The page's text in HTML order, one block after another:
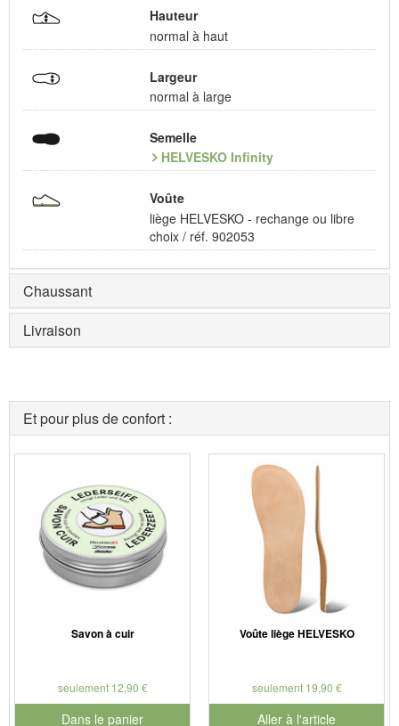
Hauteur
normal à haut
Largeur
normal à large
Semelle
HELVESKO Infinity
Voûte
liège HELVESKO - rechange ou libre
choix / réf. 902053
Chaussant
Livraison
Et pour plus de confort :
Savon à cuir
seulement 12,90 €
Dans le panier
Voûte liège HELVESKO
seulement 19,90 €
Aller à l'article